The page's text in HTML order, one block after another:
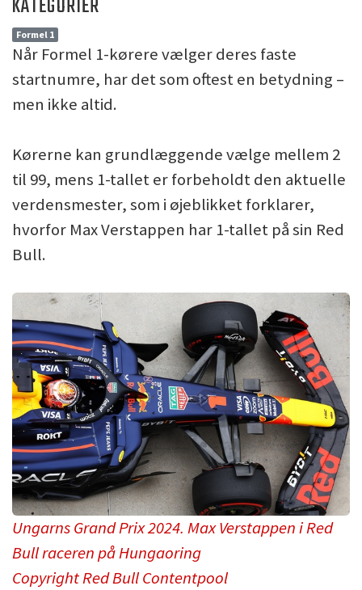
Formel 1
Når Formel 1-kørere vælger deres faste
startnumre, har det som oftest en betydning –
men ikke altid.
Kørerne kan grundlæggende vælge mellem 2
til 99, mens 1-tallet er forbeholdt den aktuelle
verdensmester, som i øjeblikket forklarer,
hvorfor Max Verstappen har 1-tallet på sin Red
Bull.
Ungarns Grand Prix 2024. Max Verstappen i Red
Bull raceren på Hungaoring
Copyright Red Bull Contentpool